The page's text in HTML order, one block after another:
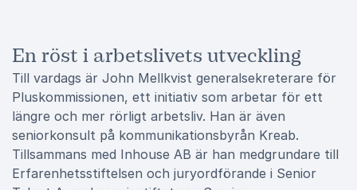
En röst i arbetslivets utveckling
Till vardags är John Mellkvist generalsekreterare för
Pluskommissionen, ett initiativ som arbetar för ett
längre och mer rörligt arbetsliv. Han är även
seniorkonsult på kommunikationsbyrån Kreab.
Tillsammans med Inhouse AB är han medgrundare till
Erfarenhetsstiftelsen och juryordförande i Senior